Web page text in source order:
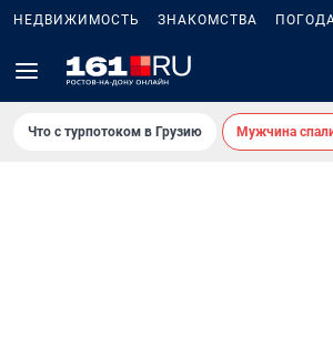
НЕДВИЖИМОСТЬ ЗНАКОМСТВА
Что с турпотоком в Грузию Мужчина